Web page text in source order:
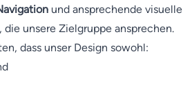
und ansprechende visuelle
unsere Zielgruppe ansprechen.
dass unser Design sowohl: